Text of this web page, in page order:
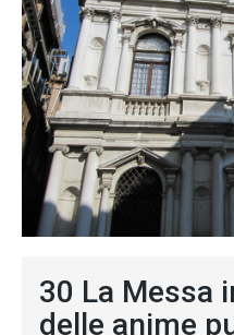
30 La Messa
delle anime
I consent
to the use
personal
data in